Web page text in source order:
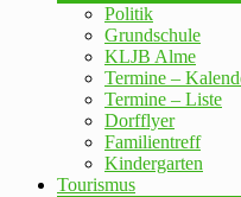
Politik
Grundschule
KLJB Alme
Termine –
Termine – Liste
Dorfflyer
Familientreff
Kindergarten
Tourismus